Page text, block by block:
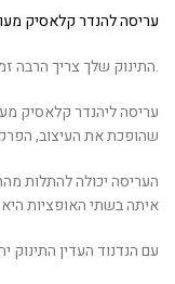
עריסה להנדר קלאסיק
.התינוק שלך צריך הרבה
עריסה ליהנדר קלאסיק
שהופכת את העיצוב,
איתה בשתי האופציות היא
עם הנדנוד העדין התינוק